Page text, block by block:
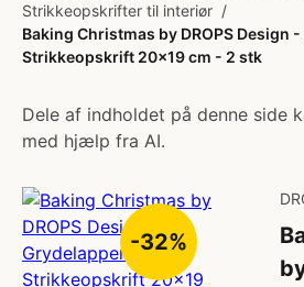
Strikkeopskrifter til interiør /
Baking Christmas by DROPS Design
Strikkeopskrift 20x19 cm - 2 stk
Dele af indholdet på denne side
med hjælp fra AI.
-32%